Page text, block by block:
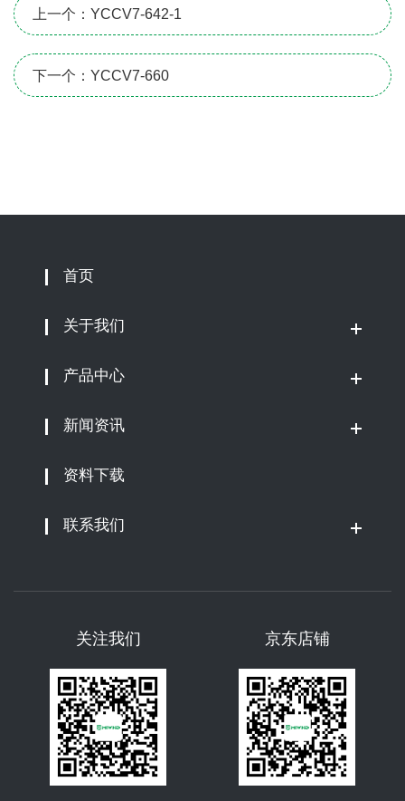
上一个：YCCV7-642-1
下一个：YCCV7-660
首页
关于我们
产品中心
新闻资讯
资料下载
联系我们
京东店铺
关注我们